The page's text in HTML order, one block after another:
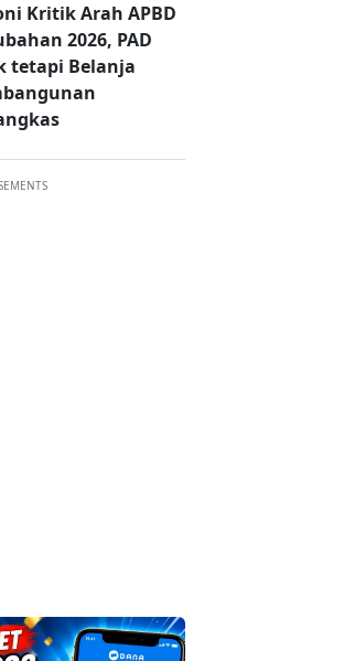
Kritik Arah APBD
2026, PAD
tetapi Belanja